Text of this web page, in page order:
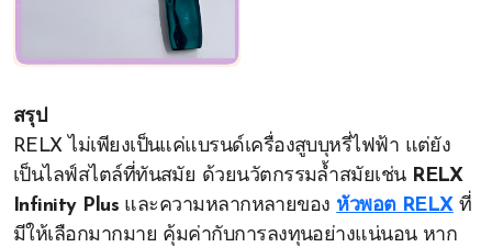
สรุป
RELX ไม่เพียงเป็นแค่แบรนด์เครื่องสูบบุหรี่ไฟฟ้า แต่ยัง
เป็นไลฟ์สไตล์ที่ทันสมัย ด้วยนวัตกรรมล้ำสมัยเช่น RELX
Infinity Plusและความหลากหลายของ หัวพอต RELXที่
มีให้เลือกมากมาย คุ้มค่ากับการลงทุนอย่างแน่นอน หาก